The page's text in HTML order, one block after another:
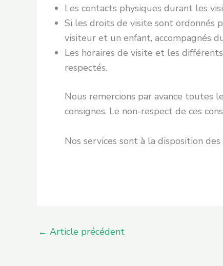
Les contacts physiques durant les
Si les droits de visite sont ordonnés
visiteur et un enfant, accompagnés
Les horaires de visite et les
respectés.
Nous remercions par avance toutes
consignes. Le non-respect de ces
Nos services sont à la disposition
← Article précédent